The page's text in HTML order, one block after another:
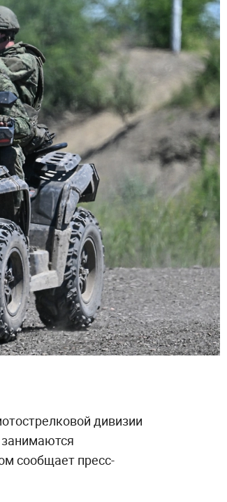
дивизии
сообщает пресс-